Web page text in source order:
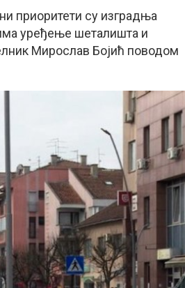
приоритети су изградња
уређење шеталишта и
Мирослав Бојић поводом